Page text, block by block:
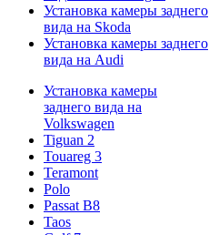
Установка камеры заднего
вида на Skoda
Установка камеры заднего
вида на Audi
Установка камеры
заднего вида на
Volkswagen
Tiguan 2
Touareg 3
Teramont
Polo
Passat B8
Taos